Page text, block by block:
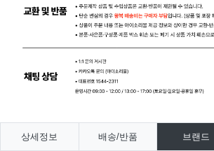
상세정보 배송/반품 브랜드